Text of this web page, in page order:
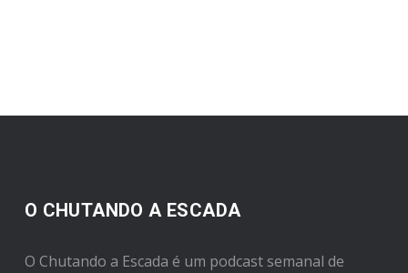
O CHUTANDO A ESCADA
O Chutando a Escada é um podcast semanal de